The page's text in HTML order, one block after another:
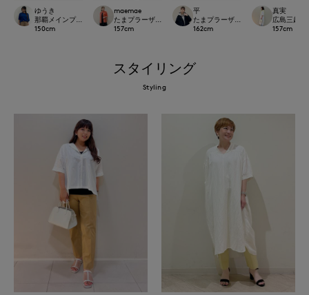
ゆうき
那覇メインプレイスI.T.'S.international
150cm
maemae
たまプラーザ東急I.T.'S.international
157cm
平
たまプラーザ東急I.T.'S.international
162cm
真実
広島三越
157cm
スタイリング
Styling